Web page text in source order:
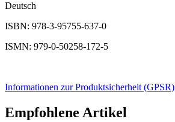
Deutsch
ISBN: 978-3-95755-637-0
ISMN: 979-0-50258-172-5
Informationen zur Produktsicherheit (GPSR)
Empfohlene Artikel